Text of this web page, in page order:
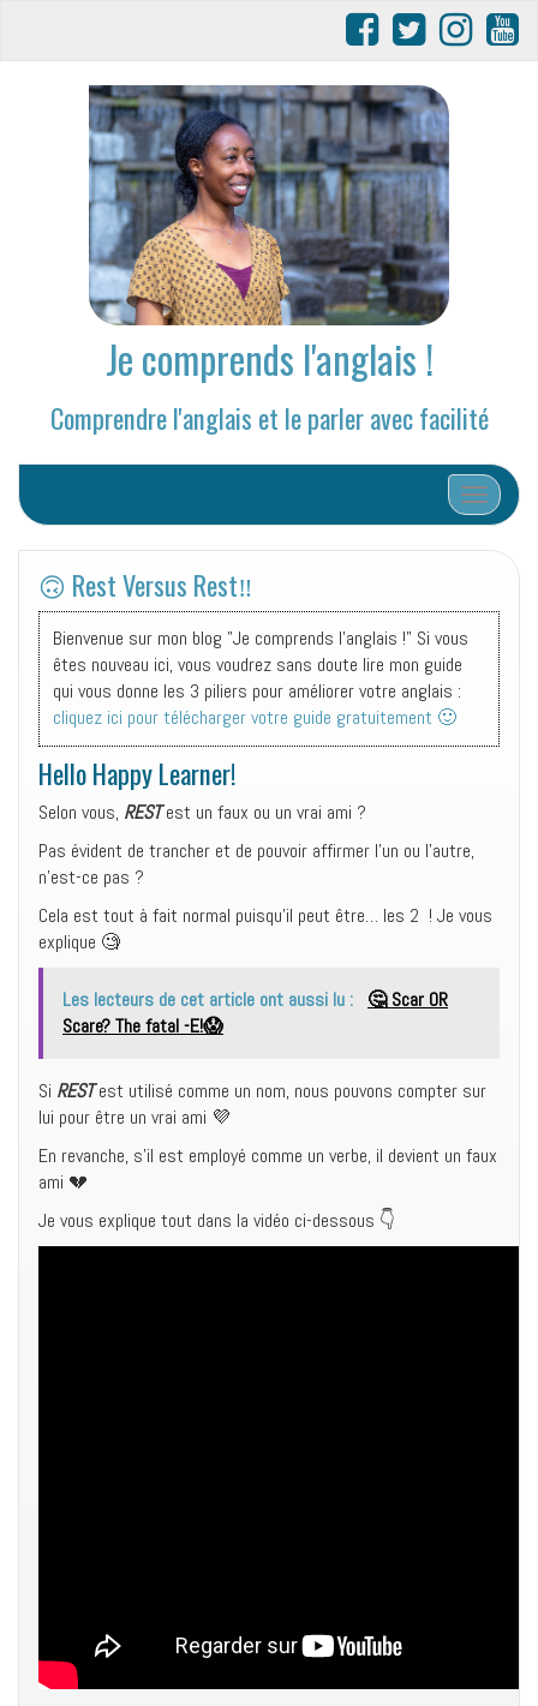
Je comprends l'anglais !
Comprendre l'anglais et le parler avec facilité
Afficher/
🙃 Rest Versus Rest‼️
Bienvenue sur mon blog "Je comprends l'anglais !" Si vous
êtes nouveau ici, vous voudrez sans doute lire mon guide
qui vous donne les 3 piliers pour améliorer votre anglais :
cliquez ici pour télécharger votre guide gratuitement 🙂
Hello Happy Learner!
Selon vous, RESTest un faux ou un vrai ami ?
Pas évident de trancher et de pouvoir affirmer l’un ou l’autre,
n’est-ce pas ?
Cela est tout à fait normal puisqu’il peut être… les 2 ! Je vous
explique 🧐
Les lecteurs de cet article ont aussi lu :
🤔 Scar OR
Scare? The fatal -E!😱
Si RESTest utilisé comme un nom, nous pouvons compter sur
lui pour être un vrai ami 💜
En revanche, s’il est employé comme un verbe, il devient un faux
ami 💔
Je vous explique tout dans la vidéo ci-dessous 👇